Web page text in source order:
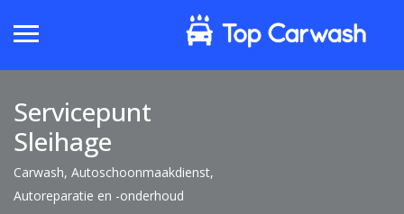
Servicepunt
Sleihage
Carwash, Autoschoonmaakdienst,
Autoreparatie en -onderhoud